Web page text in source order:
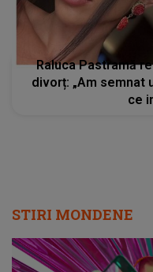
Raluca Pastramă
divorț: „Am semnat
ce
STIRI MONDENE